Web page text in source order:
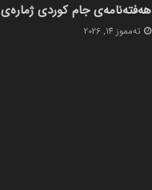
هەفتەنامەی جام کوردی ژمارەی 431
ته‌مموز 14, 2026